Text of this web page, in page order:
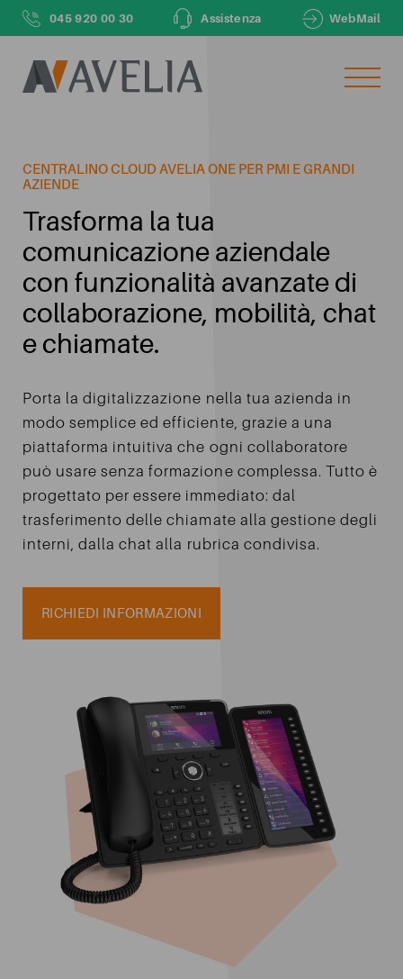
045 920 00 30 Assistenza WebMail
CENTRALINO CLOUD AVELIA ONE PER PMI E GRANDI
AZIENDE
Trasforma la tua
comunicazione aziendale
con funzionalità avanzate di
collaborazione, mobilità, chat
e chiamate.
Porta la digitalizzazione nella tua azienda in
modo semplice ed efficiente, grazie a una
piattaforma intuitiva che ogni collaboratore
può usare senza formazione complessa. Tutto è
progettato per essere immediato: dal
trasferimento delle chiamate alla gestione degli
interni, dalla chat alla rubrica condivisa.
RICHIEDI INFORMAZIONI
LASCIACI IL TUO NUMERO DI TELEFONO
Il tuo numero di telefono
Il tuo nome
INVIA